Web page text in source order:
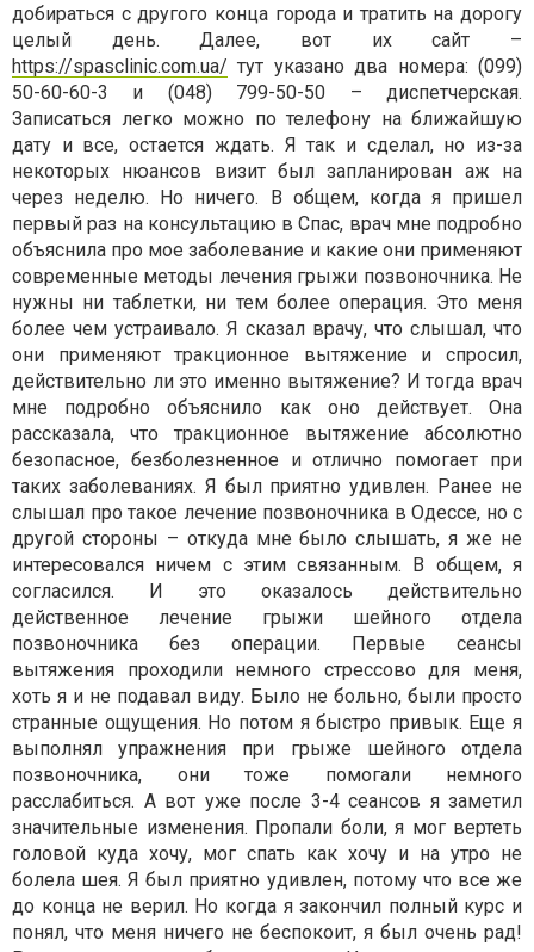
добираться с другого конца города и тратить на дорогу
целый день. Далее, вот их сайт –
https://spasclinic.com.ua/ тут указано два номера: (099)
50-60-60-3 и (048) 799-50-50 – диспетчерская.
Записаться легко можно по телефону на ближайшую
дату и все, остается ждать. Я так и сделал, но из-за
некоторых нюансов визит был запланирован аж на
через неделю. Но ничего. В общем, когда я пришел
первый раз на консультацию в Спас, врач мне подробно
объяснила про мое заболевание и какие они применяют
современные методы лечения грыжи позвоночника. Не
нужны ни таблетки, ни тем более операция. Это меня
более чем устраивало. Я сказал врачу, что слышал, что
они применяют тракционное вытяжение и спросил,
действительно ли это именно вытяжение? И тогда врач
мне подробно объяснило как оно действует. Она
рассказала, что тракционное вытяжение абсолютно
безопасное, безболезненное и отлично помогает при
таких заболеваниях. Я был приятно удивлен. Ранее не
слышал про такое лечение позвоночника в Одессе, но с
другой стороны – откуда мне было слышать, я же не
интересовался ничем с этим связанным. В общем, я
согласился. И это оказалось действительно
действенное лечение грыжи шейного отдела
позвоночника без операции. Первые сеансы
вытяжения проходили немного стрессово для меня,
хоть я и не подавал виду. Было не больно, были просто
странные ощущения. Но потом я быстро привык. Еще я
выполнял упражнения при грыже шейного отдела
позвоночника, они тоже помогали немного
расслабиться. А вот уже после 3-4 сеансов я заметил
значительные изменения. Пропали боли, я мог вертеть
головой куда хочу, мог спать как хочу и на утро не
болела шея. Я был приятно удивлен, потому что все же
до конца не верил. Но когда я закончил полный курс и
понял, что меня ничего не беспокоит, я был очень рад!